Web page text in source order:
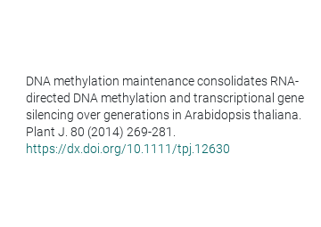
DNA methylation maintenance consolidates RNA-
directed DNA methylation and transcriptional gene
silencing over generations in Arabidopsis thaliana.
Plant J. 80 (2014) 269-281.
https://dx.doi.org/10.1111/tpj.12630